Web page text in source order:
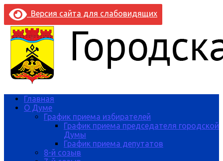
Версия сайта для слабовидящих
Главная
О Думе
График приема избирателей
График приема председателя городской
Думы
График приема депутатов
8-й созыв